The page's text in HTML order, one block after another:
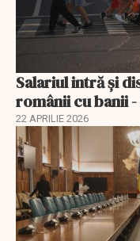
Salariul intră și
românii cu banii -
22 APRILIE 2026